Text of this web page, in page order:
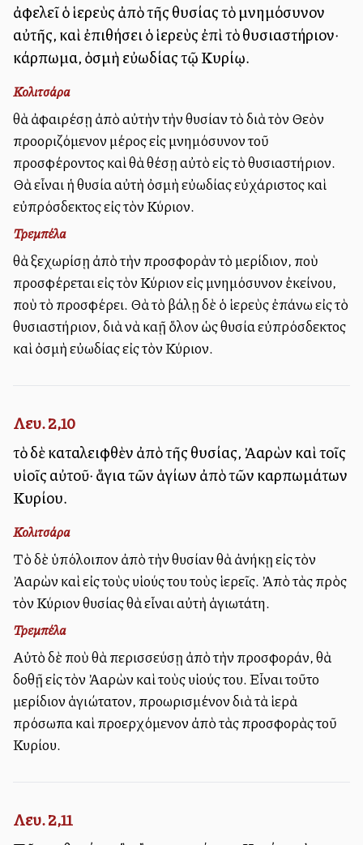
ἀφελεῖ ὁ ἱερεὺς ἀπὸ τῆς θυσίας τὸ μνημόσυνον
αὐτῆς, καὶ ἐπιθήσει ὁ ἱερεὺς ἐπὶ τὸ θυσιαστήριον·
κάρπωμα, ὀσμὴ εὐωδίας τῷ Κυρίῳ.
Κολιτσάρα
θὰ ἀφαιρέσῃ ἀπὸ αὐτὴν τὴν θυσίαν τὸ διὰ τὸν Θεὸν
προοριζόμενον μέρος εἰς μνημόσυνον τοῦ
προσφέροντος καὶ θὰ θέσῃ αὐτὸ εἰς τὸ θυσιαστήριον.
Θὰ εἶναι ἡ θυσία αὐτὴ ὀσμὴ εὐωδίας εὐχάριστος καὶ
εὐπρόσδεκτος εἰς τὸν Κύριον.
Τρεμπέλα
θὰ ξεχωρίσῃ ἀπὸ τὴν προσφορὰν τὸ μερίδιον, ποὺ
προσφέρεται εἰς τὸν Κύριον εἰς μνημόσυνον ἐκείνου,
ποὺ τὸ προσφέρει. Θὰ τὸ βάλῃ δὲ ὁ ἱερεὺς ἐπάνω εἰς τὸ
θυσιαστήριον, διὰ νὰ καῇ ὅλον ὡς θυσία εὐπρόσδεκτος
καὶ ὀσμὴ εὐωδίας εἰς τὸν Κύριον.
Λευ. 2,10
τὸ δὲ καταλειφθὲν ἀπὸ τῆς θυσίας, Ἀαρὼν καὶ τοῖς
υἱοῖς αὐτοῦ· ἅγια τῶν ἁγίων ἀπὸ τῶν καρπωμάτων
Κυρίου.
Κολιτσάρα
Τὸ δὲ ὑπόλοιπον ἀπὸ τὴν θυσίαν θὰ ἀνήκῃ εἰς τὸν
Ἀαρὼν καὶ εἰς τοὺς υἱούς του τοὺς ἱερεῖς. Ἀπὸ τὰς πρὸς
τὸν Κύριον θυσίας θὰ εἶναι αὐτὴ ἁγιωτάτη.
Τρεμπέλα
Αὐτὸ δὲ ποὺ θὰ περισσεύσῃ ἀπὸ τὴν προσφοράν, θὰ
δοθῇ εἰς τὸν Ἀαρὼν καὶ τοὺς υἱούς του. Εἶναι τοῦτο
μερίδιον ἁγιώτατον, προωρισμένον διὰ τὰ ἱερὰ
πρόσωπα καὶ προερχόμενον ἀπὸ τὰς προσφορὰς τοῦ
Κυρίου.
Λευ. 2,11